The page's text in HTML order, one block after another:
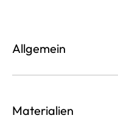
Allgemein
Materialien